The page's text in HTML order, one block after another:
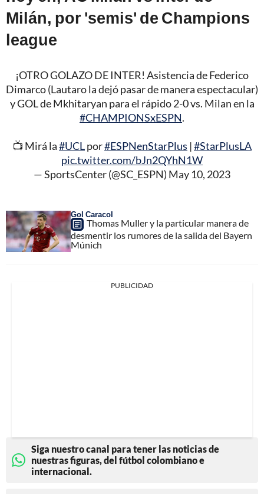
Milán, por 'semis' de Champions
league
¡OTRO GOLAZO DE INTER! Asistencia de Federico
Dimarco (Lautaro la dejó pasar de manera espectacular)
y GOL de Mkhitaryan para el rápido 2-0 vs. Milan en la
#CHAMPIONSxESPN.
📺 Mirá la#UCLpor#ESPNenStarPlus |#StarPlusLA
pic.twitter.com/bJn2QYhN1W
— SportsCenter (@SC_ESPN) May 10, 2023
Gol Caracol
Thomas Muller y la particular manera de
desmentir los rumores de la salida del Bayern
Múnich
PUBLICIDAD
Siga nuestro canal para tener las noticias de
nuestras figuras, del fútbol colombiano e
internacional.